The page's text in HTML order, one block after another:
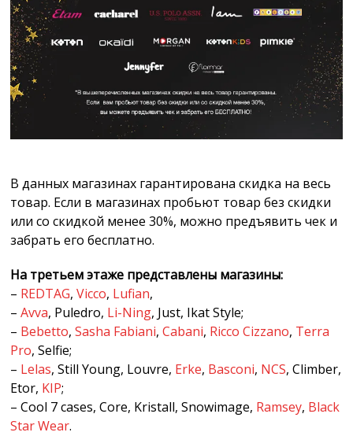
В данных магазинах гарантирована скидка на весь
товар. Если в магазинах пробьют товар без скидки
или со скидкой менее 30%, можно предъявить чек и
забрать его бесплатно.
На третьем этаже представлены магазины:
– REDTAG,Vicco, Lufian,
–Avva, Puledro, Li-Ning, Just, Ikat Style;
– Bebetto,Sasha Fabiani,Cabani, Ricco Cizzano, Terra
Pro, Selfie;
– Lelas, Still Young, Louvre, Erke, Basconi, NCS, Climber,
Etor, KIP;
– Cool 7 cases, Core, Kristall, Snowimage, Ramsey, Black
Star Wear.